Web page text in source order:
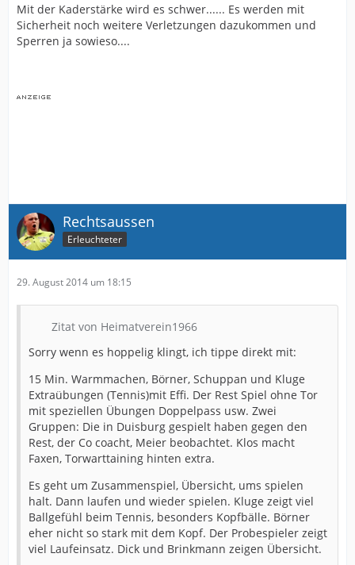
Mit der Kaderstärke wird es schwer...... Es werden mit
Sicherheit noch weitere Verletzungen dazukommen und
Sperren ja sowieso....
Rechtsaussen
Erleuchteter
29. August 2014 um 18:15
Zitat von Heimatverein1966
Sorry wenn es hoppelig klingt, ich tippe direkt mit:
15 Min. Warmmachen, Börner, Schuppan und Kluge
Extraübungen (Tennis)mit Effi. Der Rest Spiel ohne Tor
mit speziellen Übungen Doppelpass usw. Zwei
Gruppen: Die in Duisburg gespielt haben gegen den
Rest, der Co coacht, Meier beobachtet. Klos macht
Faxen, Torwarttaining hinten extra.
Es geht um Zusammenspiel, Übersicht, ums spielen
halt. Dann laufen und wieder spielen. Kluge zeigt viel
Ballgefühl beim Tennis, besonders Kopfbälle. Börner
eher nicht so stark mit dem Kopf. Der Probespieler zeigt
viel Laufeinsatz. Dick und Brinkmann zeigen Übersicht.